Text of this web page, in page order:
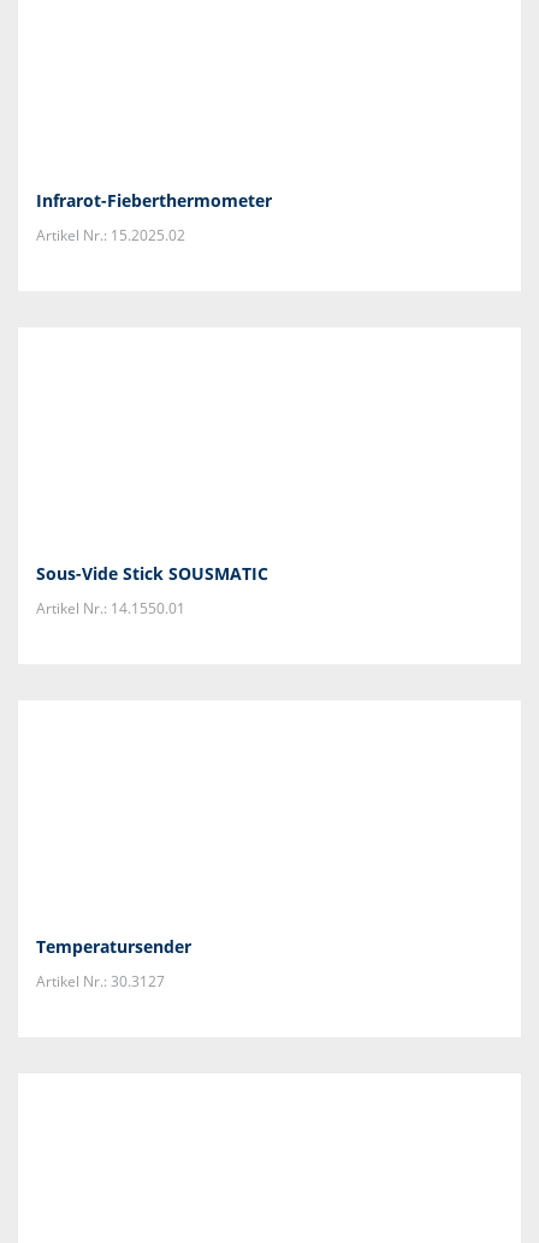
Infrarot-Fieberthermometer
Artikel Nr.: 15.2025.02
Sous-Vide Stick SOUSMATIC
Artikel Nr.: 14.1550.01
Temperatursender
Artikel Nr.: 30.3127